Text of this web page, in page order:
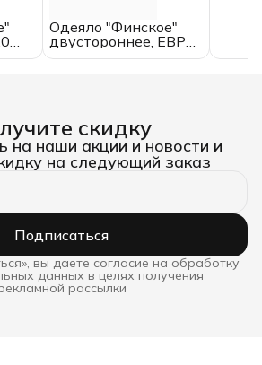
Одеяло "Финское"
двустороннее, ЕВРО,
всесезонное, хлопок
скидку
на наши акции и новости и
на следующий заказ
Подписаться
вы даете согласие на обработку
данных в целях получения
рассылки